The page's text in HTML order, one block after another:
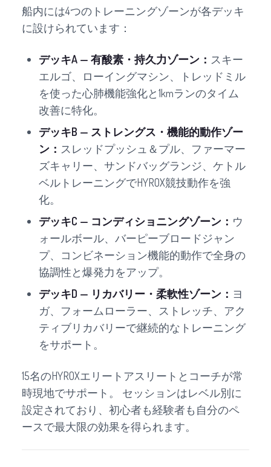
船内には4つのトレーニングゾーンが各デッキ
に設けられています：
デッキA — 有酸素・持久力ゾーン： スキー
エルゴ、ローイングマシン、トレッドミル
を使った心肺機能強化と1kmランのタイム
改善に特化。
デッキB — ストレングス・機能的動作ゾー
ン： スレッドプッシュ＆プル、ファーマー
ズキャリー、サンドバッグランジ、ケトル
ベルトレーニングでHYROX競技動作を強
化。
デッキC — コンディショニングゾーン： ウ
ォールボール、バーピーブロードジャン
プ、コンビネーション機能的動作で全身の
協調性と爆発力をアップ。
デッキD — リカバリー・柔軟性ゾーン： ヨ
ガ、フォームローラー、ストレッチ、アク
ティブリカバリーで継続的なトレーニング
をサポート。
15名のHYROXエリートアスリートとコーチが常
時現地でサポート。 セッションはレベル別に
設定されており、初心者も経験者も自分のペ
ースで最大限の効果を得られます。